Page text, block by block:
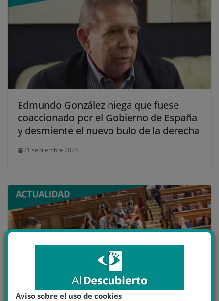
Edmundo González niega que fuese
coaccionado por el Gobierno de España
y desmiente el nuevo bulo de la derecha
21 septiembre 2024
Aviso sobre el uso de cookies